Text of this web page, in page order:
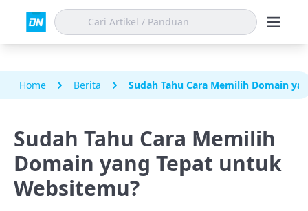
Home Berita Sudah Tahu Cara Memilih Domain
Sudah Tahu Cara Memilih
Domain yang Tepat untuk
Websitemu?